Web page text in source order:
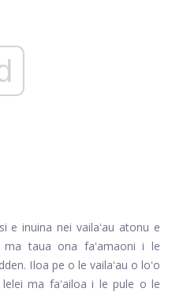
e inuina nei vailaʻau atonu e
ma taua ona faʻamaoni i le
Iloa pe o le vailaʻau o loʻo
ma faʻailoa i le pule o le